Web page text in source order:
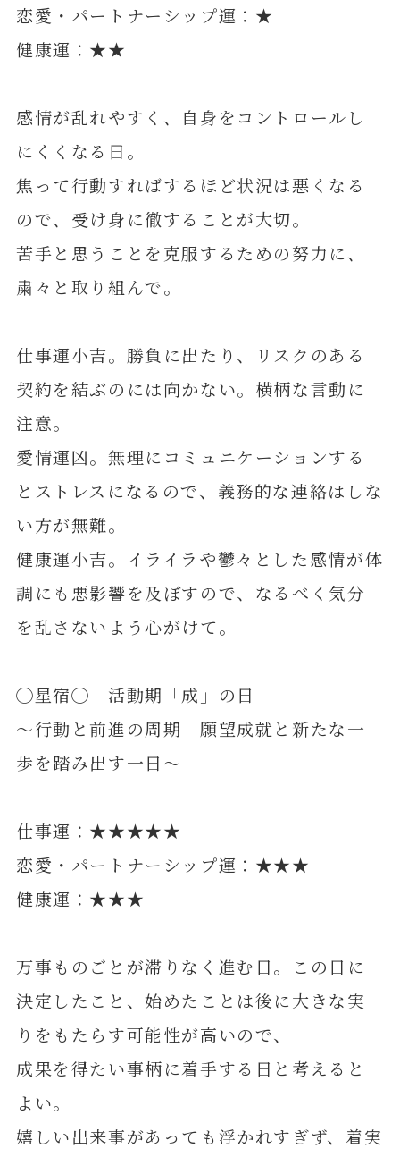
恋愛・パートナーシップ運：★
健康運：★★
感情が乱れやすく、自身をコントロールし
にくくなる日。
焦って行動すればするほど状況は悪くなる
ので、受け身に徹することが大切。
苦手と思うことを克服するための努力に、
粛々と取り組んで。
仕事運小吉。勝負に出たり、リスクのある
契約を結ぶのには向かない。横柄な言動に
注意。
愛情運凶。無理にコミュニケーションする
とストレスになるので、義務的な連絡はしな
い方が無難。
健康運小吉。イライラや鬱々とした感情が体
調にも悪影響を及ぼすので、なるべく気分
を乱さないよう心がけて。
◯星宿◯ 活動期「成」の日
～行動と前進の周期 願望成就と新たな一
歩を踏み出す一日～
仕事運：★★★★★
恋愛・パートナーシップ運：★★★
健康運：★★★
万事ものごとが滞りなく進む日。この日に
決定したこと、始めたことは後に大きな実
りをもたらす可能性が高いので、
成果を得たい事柄に着手する日と考えると
よい。
嬉しい出来事があっても浮かれすぎず、着実